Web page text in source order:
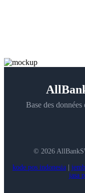
Base des
© 2026
kode pos indonesia
jasa